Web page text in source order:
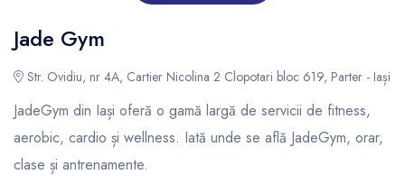
Jade Gym
Str. Ovidiu, nr 4A, Cartier Nicolina 2 Clopotari bloc 619, Parter - Iași
JadeGym din Iași oferă o gamă largă de servicii de fitness,
aerobic, cardio și wellness. Iată unde se află JadeGym, orar,
clase și antrenamente.